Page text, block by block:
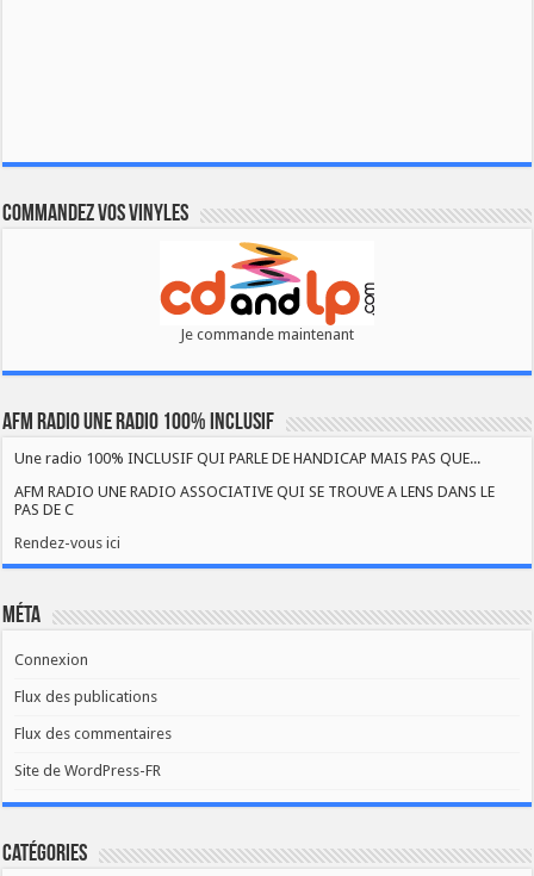
Commandez vos vinyles
Je commande maintenant
AFM RADIO UNE RADIO 100% INCLUSIF
Une radio 100% INCLUSIF QUI PARLE DE HANDICAP MAIS PAS QUE...
AFM RADIO UNE RADIO ASSOCIATIVE QUI SE TROUVE A LENS DANS LE
PAS DE C
Rendez-vous ici
Méta
Connexion
Flux des publications
Flux des commentaires
Site de WordPress-FR
Catégories